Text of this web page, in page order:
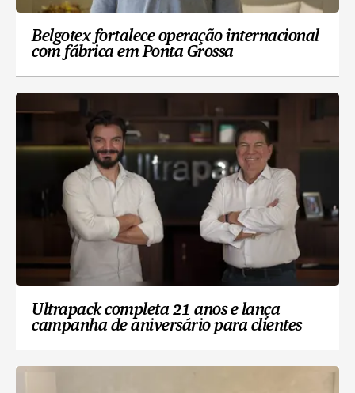
Belgotex fortalece operação internacional
com fábrica em Ponta Grossa
Ultrapack completa 21 anos e lança
campanha de aniversário para clientes